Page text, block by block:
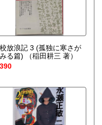
放浪記 3 (孤独に寒さが
る篇)
（稲田耕三 著）